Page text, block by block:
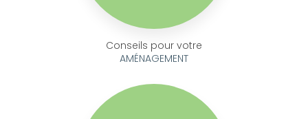
Conseils pour votre
AMÉNAGEMENT